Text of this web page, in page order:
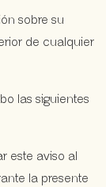
sobre su
de cualquier
las siguientes
este aviso al
la presente